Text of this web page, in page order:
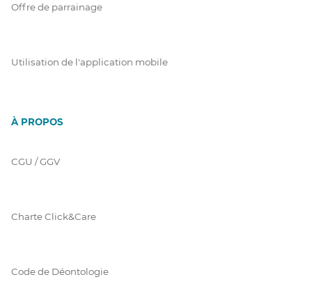
Offre de parrainage
Utilisation de l'application mobile
À PROPOS
CGU / GGV
Charte Click&Care
Code de Déontologie